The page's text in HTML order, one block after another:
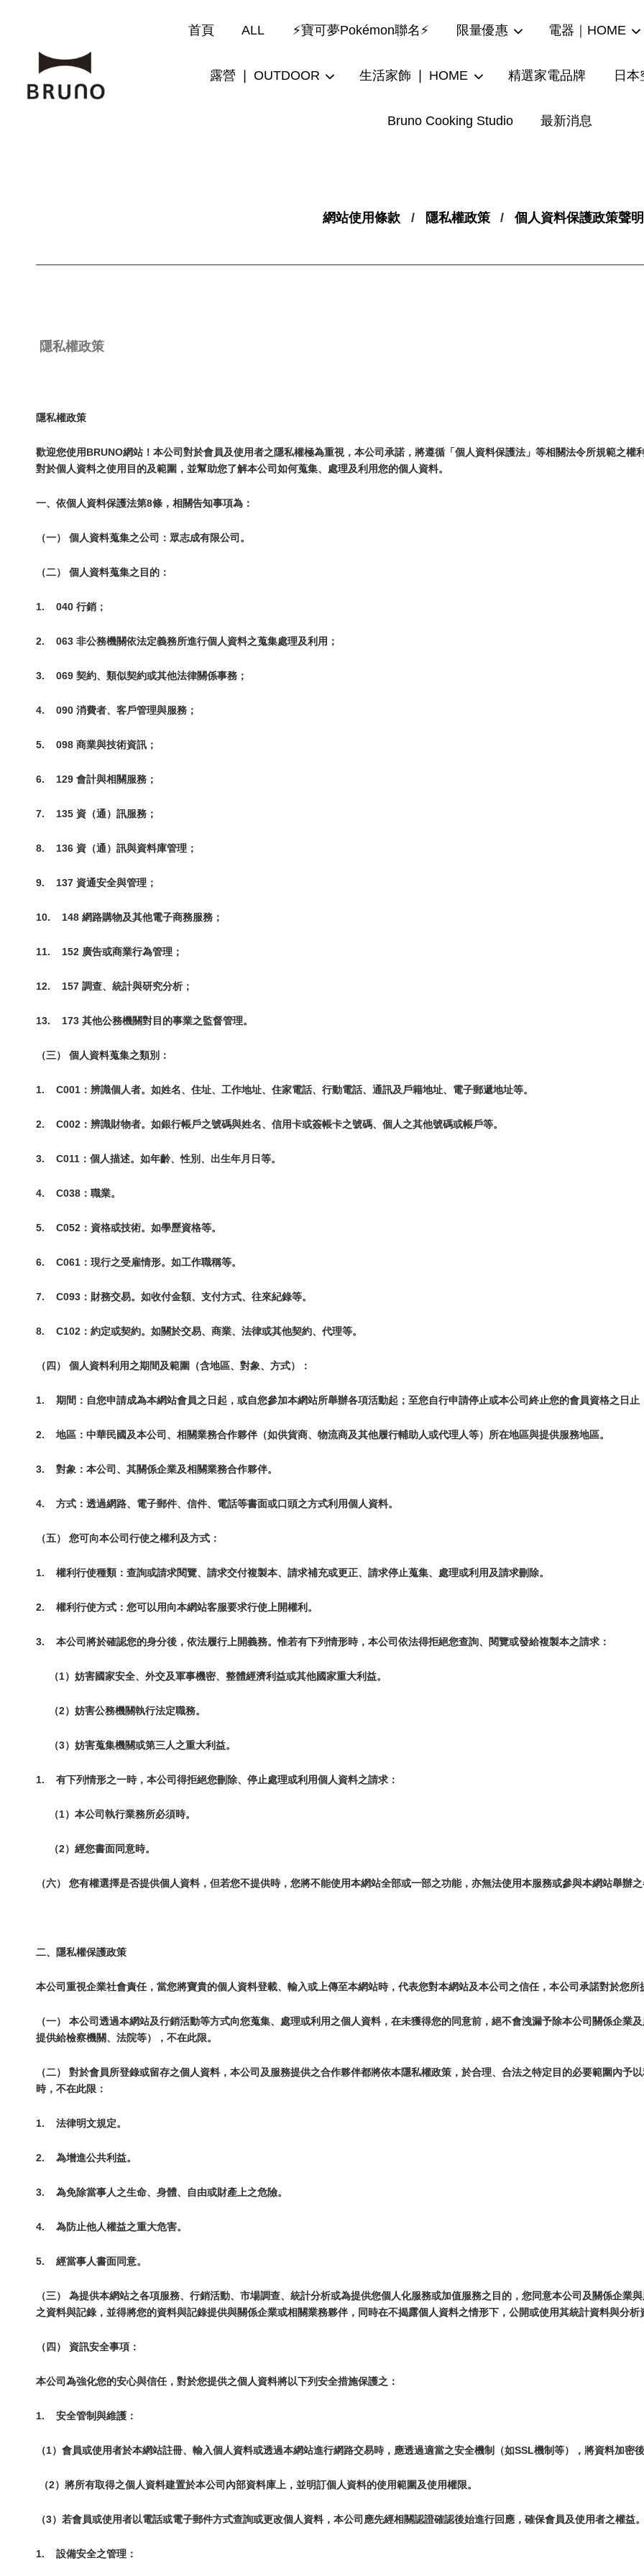
首頁 ALL ⚡寶可夢Pokémon聯名⚡ 限量優惠 電器｜HOME
露營 ❘ OUTDOOR 生活家飾 ❘ HOME 精選家電品牌 日本
Bruno Cooking Studio 最新消息
網站使用條款 / 隱私權政策 / 個人資料保護政策聲明
隱私權政策
隱私權政策
歡迎您使用BRUNO網站！本公司對於會員及使用者之隱私權極為重視，本公司承諾，將遵循「個人資料保護法」等相關法令所規範之權
對於個人資料之使用目的及範圍，並幫助您了解本公司如何蒐集、處理及利用您的個人資料。
一、依個人資料保護法第8條，相關告知事項為：
（一） 個人資料蒐集之公司：眾志成有限公司。
（二） 個人資料蒐集之目的：
1. 040 行銷；
2. 063 非公務機關依法定義務所進行個人資料之蒐集處理及利用；
3. 069 契約、類似契約或其他法律關係事務；
4. 090 消費者、客戶管理與服務；
5. 098 商業與技術資訊；
6. 129 會計與相關服務；
7. 135 資（通）訊服務；
8. 136 資（通）訊與資料庫管理；
9. 137 資通安全與管理；
10. 148 網路購物及其他電子商務服務；
11. 152 廣告或商業行為管理；
12. 157 調查、統計與研究分析；
13. 173 其他公務機關對目的事業之監督管理。
（三） 個人資料蒐集之類別：
1. C001：辨識個人者。如姓名、住址、工作地址、住家電話、行動電話、通訊及戶籍地址、電子郵遞地址等。
2. C002：辨識財物者。如銀行帳戶之號碼與姓名、信用卡或簽帳卡之號碼、個人之其他號碼或帳戶等。
3. C011：個人描述。如年齡、性別、出生年月日等。
4. C038：職業。
5. C052：資格或技術。如學歷資格等。
6. C061：現行之受雇情形。如工作職稱等。
7. C093：財務交易。如收付金額、支付方式、往來紀錄等。
8. C102：約定或契約。如關於交易、商業、法律或其他契約、代理等。
（四） 個人資料利用之期間及範圍（含地區、對象、方式）：
1. 期間：自您申請成為本網站會員之日起，或自您參加本網站所舉辦各項活動起；至您自行申請停止或本公司終止您的會員資格之日止
2. 地區：中華民國及本公司、相關業務合作夥伴（如供貨商、物流商及其他履行輔助人或代理人等）所在地區與提供服務地區。
3. 對象：本公司、其關係企業及相關業務合作夥伴。
4. 方式：透過網路、電子郵件、信件、電話等書面或口頭之方式利用個人資料。
（五） 您可向本公司行使之權利及方式：
1. 權利行使種類：查詢或請求閱覽、請求交付複製本、請求補充或更正、請求停止蒐集、處理或利用及請求刪除。
2. 權利行使方式：您可以用向本網站客服要求行使上開權利。
3. 本公司將於確認您的身分後，依法履行上開義務。惟若有下列情形時，本公司依法得拒絕您查詢、閱覽或發給複製本之請求：
（1）妨害國家安全、外交及軍事機密、整體經濟利益或其他國家重大利益。
（2）妨害公務機關執行法定職務。
（3）妨害蒐集機關或第三人之重大利益。
1. 有下列情形之一時，本公司得拒絕您刪除、停止處理或利用個人資料之請求：
（1）本公司執行業務所必須時。
（2）經您書面同意時。
（六） 您有權選擇是否提供個人資料，但若您不提供時，您將不能使用本網站全部或一部之功能，亦無法使用本服務或參與本網站舉辦之
二、隱私權保護政策
本公司重視企業社會責任，當您將寶貴的個人資料登載、輸入或上傳至本網站時，代表您對本網站及本公司之信任，本公司承諾對於您所
（一） 本公司透過本網站及行銷活動等方式向您蒐集、處理或利用之個人資料，在未獲得您的同意前，絕不會洩漏予除本公司關係企業
提供給檢察機關、法院等），不在此限。
（二） 對於會員所登錄或留存之個人資料，本公司及服務提供之合作夥伴都將依本隱私權政策，於合理、合法之特定目的必要範圍內予
時，不在此限：
1. 法律明文規定。
2. 為增進公共利益。
3. 為免除當事人之生命、身體、自由或財產上之危險。
4. 為防止他人權益之重大危害。
5. 經當事人書面同意。
（三） 為提供本網站之各項服務、行銷活動、市場調查、統計分析或為提供您個人化服務或加值服務之目的，您同意本公司及關係企業
之資料與記錄，並得將您的資料與記錄提供與關係企業或相關業務夥伴，同時在不揭露個人資料之情形下，公開或使用其統計資料與分析
（四） 資訊安全事項：
本公司為強化您的安心與信任，對於您提供之個人資料將以下列安全措施保護之：
1. 安全管制與維護：
（1）會員或使用者於本網站註冊、輸入個人資料或透過本網站進行網路交易時，應透過適當之安全機制（如SSL機制等），將資料加密
（2）將所有取得之個人資料建置於本公司內部資料庫上，並明訂個人資料的使用範圍及使用權限。
（3）若會員或使用者以電話或電子郵件方式查詢或更改個人資料，本公司應先經相關認證確認後始進行回應，確保會員及使用者之權益。
1. 設備安全之管理：
您的購物車目前還是空的。